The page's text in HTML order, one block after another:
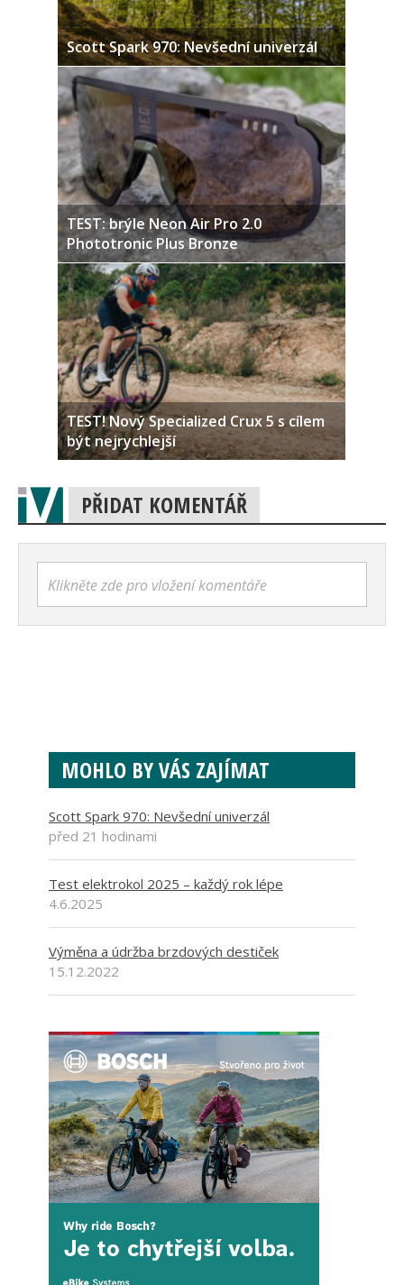
Scott Spark 970: Nevšední univerzál
TEST: brýle Neon Air Pro 2.0
Phototronic Plus Bronze
TEST! Nový Specialized Crux 5 s cílem
být nejrychlejší
PŘIDAT KOMENTÁŘ
Klikněte zde pro vložení komentáře
MOHLO BY VÁS ZAJÍMAT
Scott Spark 970: Nevšední univerzál
před 21 hodinami
Test elektrokol 2025 – každý rok lépe
4.6.2025
Výměna a údržba brzdových destiček
15.12.2022